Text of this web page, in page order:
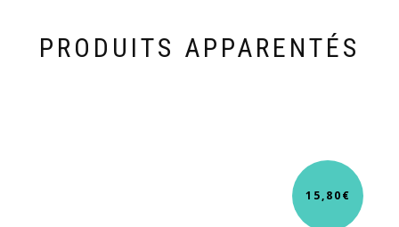
PRODUITS APPARENTÉS
15,80€